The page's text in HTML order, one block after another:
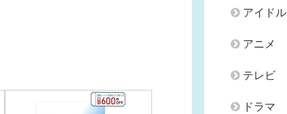
アイドル
アニメ
テレビ
ドラマ